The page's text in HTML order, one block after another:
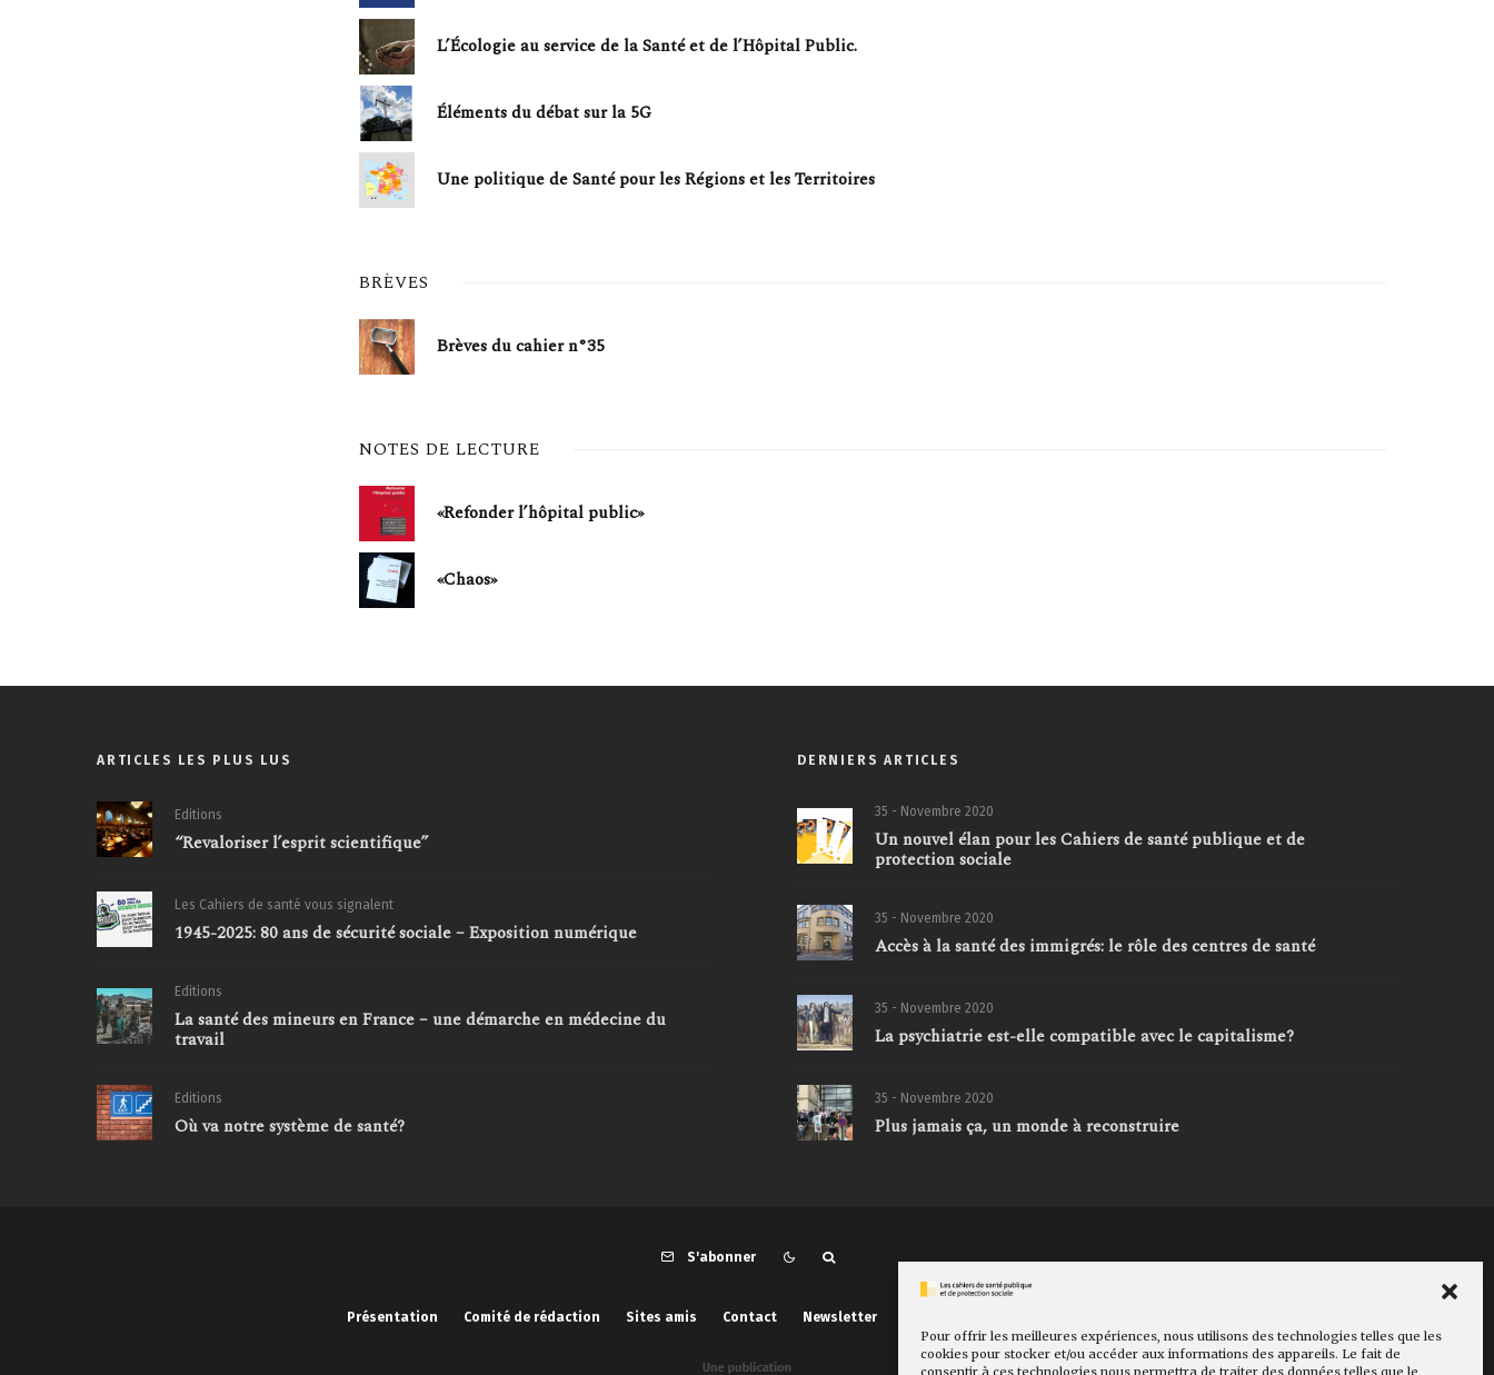
Pour offrir les meilleures expériences, nous utilisons des technologies telles que les
cookies pour stocker et/ou accéder aux informations des appareils. Le fait de
consentir à ces technologies nous permettra de traiter des données telles que le
L’Écologie au service de la Santé et de l’Hôpital Public.
Éléments du débat sur la 5G
Une politique de Santé pour les Régions et les Territoires
BRÈVES
Brèves du cahier n°35
NOTES DE LECTURE
«Refonder l’hôpital public»
«Chaos»
ARTICLES LES PLUS LUS
Editions
“Revaloriser l’esprit scientifique”
Les Cahiers de santé vous signalent
1945-2025: 80 ans de sécurité sociale – Exposition numérique
Editions
La santé des mineurs en France – une démarche en médecine du
travail
Editions
Où va notre système de santé?
DERNIERS ARTICLES
35 - Novembre 2020
Un nouvel élan pour les Cahiers de santé publique et de
protection sociale
35 - Novembre 2020
Accès à la santé des immigrés: le rôle des centres de santé
35 - Novembre 2020
La psychiatrie est-elle compatible avec le capitalisme?
35 - Novembre 2020
Plus jamais ça, un monde à reconstruire
S'abonner
Présentation Comité de rédaction Sites amis Contact Newsletter